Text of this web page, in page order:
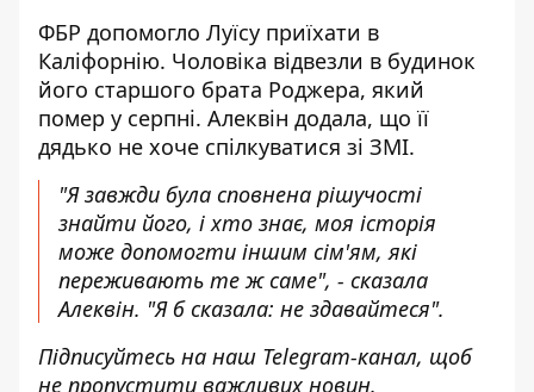
ФБР допомогло Луїсу приїхати в
Каліфорнію. Чоловіка відвезли в будинок
його старшого брата Роджера, який
помер у серпні. Алеквін додала, що її
дядько не хоче спілкуватися зі ЗМІ.
"Я завжди була сповнена рішучості
знайти його, і хто знає, моя історія
може допомогти іншим сім'ям, які
переживають те ж саме", - сказала
Алеквін. "Я б сказала: не здавайтеся".
Підписуйтесь на наш Telegram-канал, щоб
не пропустити важливих новин.